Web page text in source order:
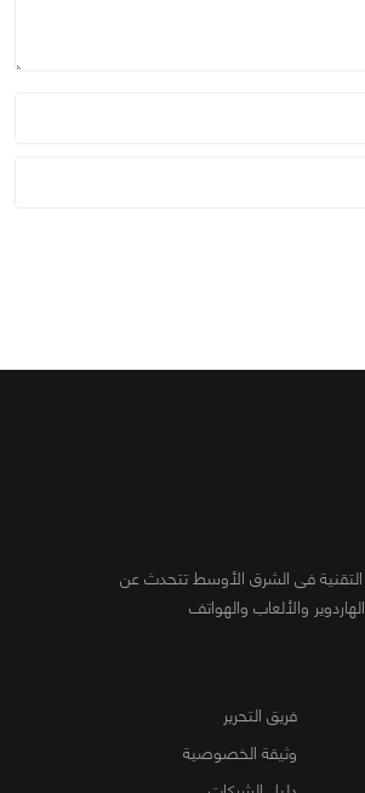
فى الشرق الأوسط تتحدث عن
والألعاب والهواتف
فريق التحرير
وثيقة الخصوصية